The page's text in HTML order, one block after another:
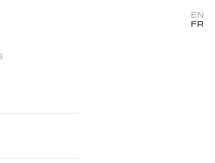
EN
FR